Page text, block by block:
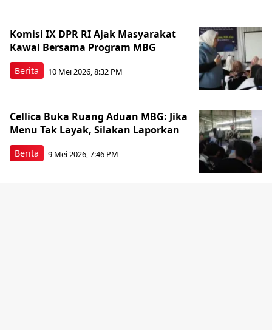
Berita
Komisi IX DPR RI Ajak Masyarakat
Kawal Bersama Program MBG
10 Mei 2026, 8:32 PM
Berita
Cellica Buka Ruang Aduan MBG: Jika
Menu Tak Layak, Silakan Laporkan
9 Mei 2026, 7:46 PM